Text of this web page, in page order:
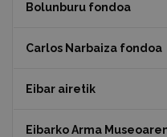
Bolunburu fondoa
Carlos Narbaiza fondoa
Eibar airetik
Eibarko Arma